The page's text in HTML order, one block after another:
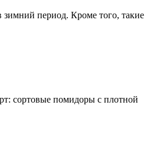
период. Кроме того, такие
сортовые помидоры с плотной